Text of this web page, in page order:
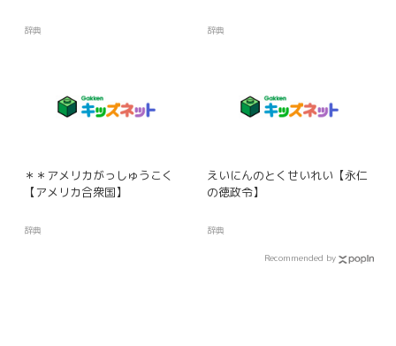
辞典 辞典
＊＊アメリカがっしゅうこく
【アメリカ合衆国】
辞典
えいにんのとくせいれい【永仁
の徳政令】
辞典
Recommended by